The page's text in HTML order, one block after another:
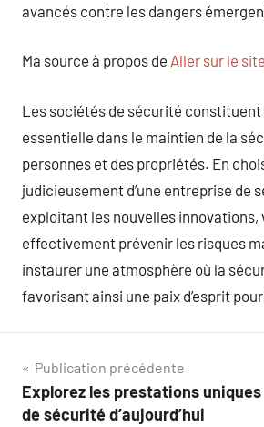
avancés contre les dangers
Ma source à propos de Aller sur le site
Les sociétés de sécurité constituent
essentielle dans le maintien de la
personnes et des propriétés. En
judicieusement d’une entreprise de
exploitant les nouvelles innovations,
effectivement prévenir les risques
instaurer une atmosphère où la
favorisant ainsi une paix d’esprit
Navigation
de
Publication précédente
Explorez les prestations
de sécurité d’aujourd’hui